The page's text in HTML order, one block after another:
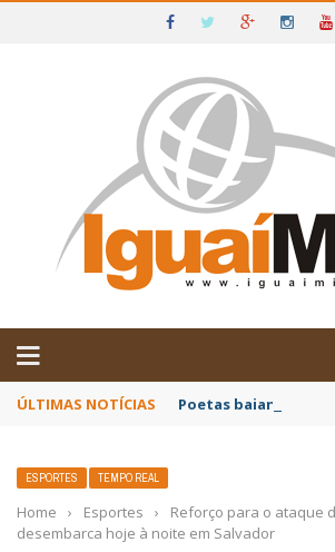
IGUAÍ E SUDOESTE DA BAHIA
ÚLTIMAS NOTÍCIAS Poetas baianos
ESPORTES TEMPO REAL
Home › Esportes ›
Reforço para o ataque
desembarca hoje à noite em Salvador